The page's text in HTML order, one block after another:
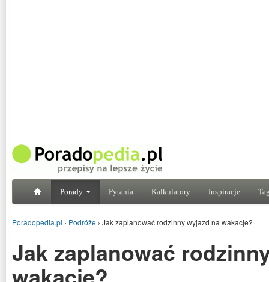
Porady Pytania Kalkulatory Inspiracje
Poradopedia.pl › Podróże › Jak zaplanować rodzinny wyjazd na wakacje?
Jak zaplanować